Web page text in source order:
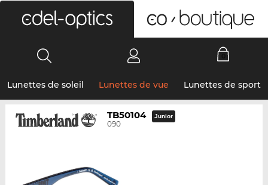
Lunettes de soleil Lunettes de vue Lunettes de sport
TB50104
090
Junior